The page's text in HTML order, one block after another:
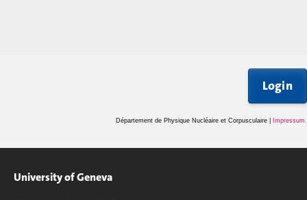
Login
Département de Physique Nucléaire et Corpusculaire | Impressum
University of Geneva